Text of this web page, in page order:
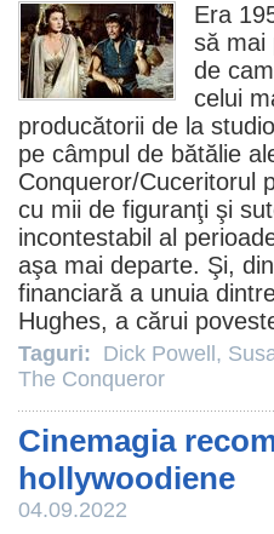
Era
să mai
de
celui
producătorii de la
pe câmpul de bătălie
Conqueror/Cuceritorul
cu mii de figuranţi şi
incontestabil al
aşa mai departe. Şi,
financiară a unuia
Hughes, a cărui
Taguri: Dick Powell ,
The Conqueror
Cinemagia
hollywoodiene
04.09.2022